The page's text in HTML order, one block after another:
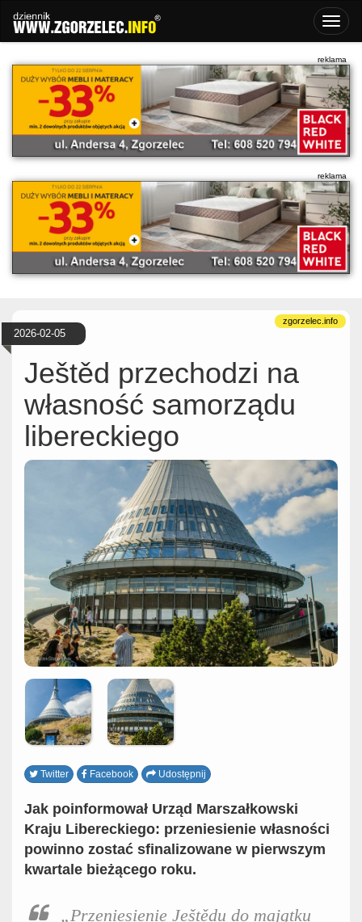
2026-02-05
Ještěd przechodzi na
własność samorządu
libereckiego
Twitter Facebook Udostępnij
Jak poinformował Urząd Marszałkowski
Kraju Libereckiego: przeniesienie własności
powinno zostać sfinalizowane w pierwszym
kwartale bieżącego roku.
„Przeniesienie Ještědu do majątku